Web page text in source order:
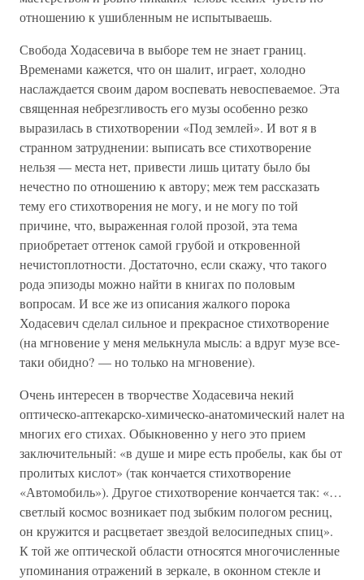
отношению к ушибленным не испытываешь.
Свобода Ходасевича в выборе тем не знает границ.
Временами кажется, что он шалит, играет, холодно
наслаждается своим даром воспевать невоспеваемое. Эта
священная небрезгливость его музы особенно резко
выразилась в стихотворении «Под землей». И вот я в
странном затруднении: выписать все стихотворение
нельзя — места нет, привести лишь цитату было бы
нечестно по отношению к автору; меж тем рассказать
тему его стихотворения не могу, и не могу по той
причине, что, выраженная голой прозой, эта тема
приобретает оттенок самой грубой и откровенной
нечистоплотности. Достаточно, если скажу, что такого
рода эпизоды можно найти в книгах по половым
вопросам. И все же из описания жалкого порока
Ходасевич сделал сильное и прекрасное стихотворение
(на мгновение у меня мелькнула мысль: а вдруг музе все-
таки обидно? — но только на мгновение).
Очень интересен в творчестве Ходасевича некий
оптическо-аптекарско-химическо-анатомический налет на
многих его стихах. Обыкновенно у него это прием
заключительный: «в душе и мире есть пробелы, как бы от
пролитых кислот» (так кончается стихотворение
«Автомобиль»). Другое стихотворение кончается так: «…
светлый космос возникает под зыбким пологом ресниц,
он кружится и расцветает звездой велосипедных спиц».
К той же оптической области относятся многочисленные
упоминания отражений в зеркале, в оконном стекле и